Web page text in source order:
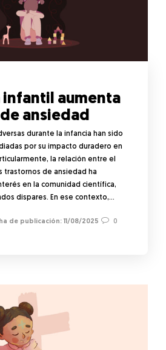
infantil aumenta
ansiedad
durante la infancia han sido
por su impacto duradero en
la relación entre el
trastornos de ansiedad ha
en la comunidad científica,
dispares. En ese contexto,…
11/08/2025
0